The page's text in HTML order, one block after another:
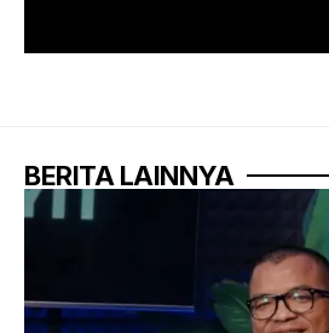
BERITA LAINNYA